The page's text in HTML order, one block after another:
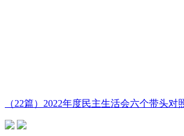
（22篇）2022年度民主生活会六个带头对